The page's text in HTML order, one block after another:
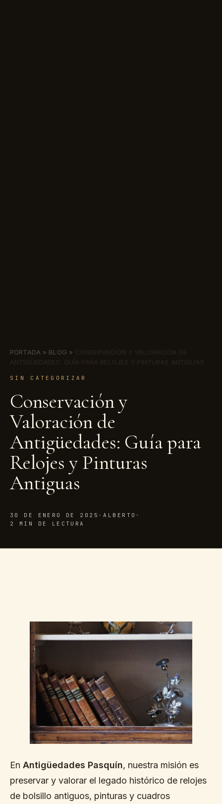
PORTADA » BLOG »
CONSERVACIÓN Y VALORACIÓN DE
ANTIGÜEDADES: GUÍA PARA RELOJES Y PINTURAS ANTIGUAS
SIN CATEGORIZAR
Conservación y
Valoración de
Antigüedades: Guía para
Relojes y Pinturas
Antiguas
30 DE ENERO DE 2025 · ALBERTO ·
2 MIN DE LECTURA
En Antigüedades Pasquín, nuestra misión es
preservar y valorar el legado histórico de relojes
de bolsillo antiguos, pinturas y cuadros